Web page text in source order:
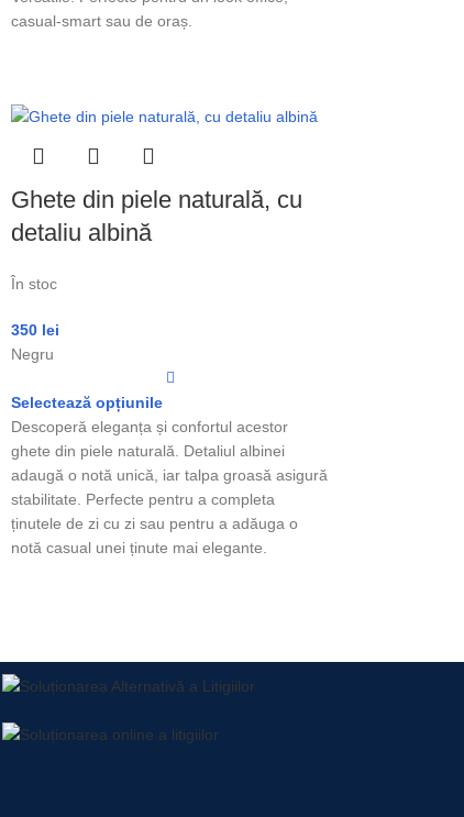
casual-smart sau de oraș.
Ghete din piele naturală, cu
detaliu albină
În stoc
350 lei
Negru
Selectează opțiunile
Descoperă eleganța și confortul acestor
ghete din piele naturală. Detaliul albinei
adaugă o notă unică, iar talpa groasă asigură
stabilitate. Perfecte pentru a completa
ținutele de zi cu zi sau pentru a adăuga o
notă casual unei ținute mai elegante.